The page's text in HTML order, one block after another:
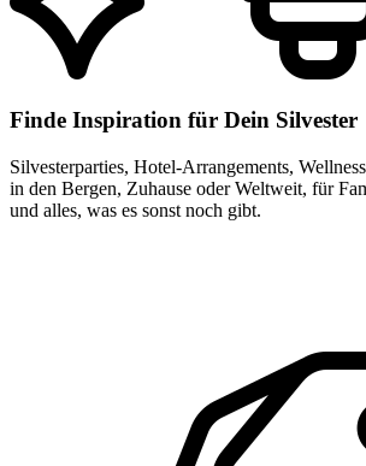
Finde Inspiration für Dein Silvester
Silvesterparties, Hotel-Arrangements,
in den Bergen, Zuhause oder Weltweit, für
und alles, was es sonst noch gibt.